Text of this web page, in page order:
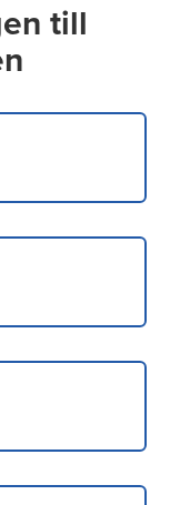
till